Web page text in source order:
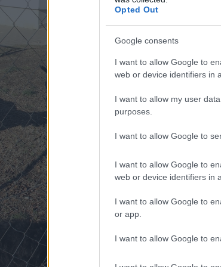
Opted Out
Google consents
I want to allow Google to
web or device identifiers in
I want to allow my user
purposes.
I want to allow Google to
I want to allow Google to
web or device identifiers in
I want to allow Google to
or app.
I want to allow Google to